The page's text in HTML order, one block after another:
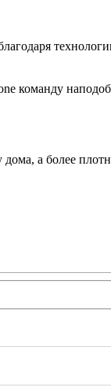
команду
а более